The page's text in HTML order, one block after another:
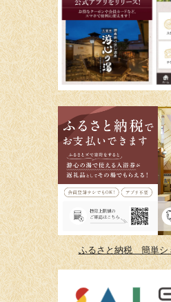
ふるさと納税 簡単シ